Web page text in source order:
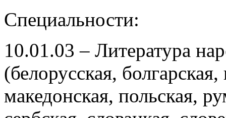
Специальности:
10.01.03 – Литература
(белорусская, болгарская,
македонская, польская,